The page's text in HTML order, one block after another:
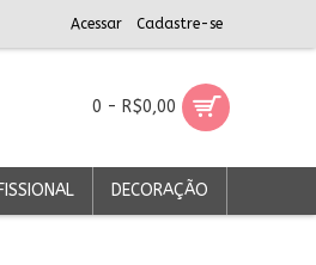
Acessar Cadastre-se
0 - R$0,00
DECORAÇÃO